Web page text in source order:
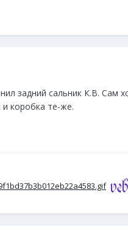
задний сальник К.В. Сам
коробка те-же.